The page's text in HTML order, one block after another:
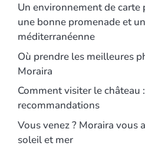
Un environnement de carte
une bonne promenade et
méditerranéenne
Où prendre les meilleures
Moraira
Comment visiter le château
recommandations
Vous venez ? Moraira vous
soleil et mer